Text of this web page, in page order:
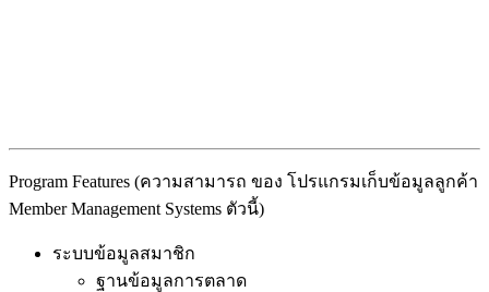
Program Features (ความสามารถ ของ โปรแกรมเก็บข้อมูลลูกค้า
Member Management Systems ตัวนี้)
ระบบข้อมูลสมาชิก
ฐานข้อมูลการตลาด